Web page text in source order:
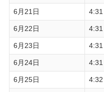
6月21日 4:31
6月22日 4:31
6月23日 4:31
6月24日 4:31
6月25日 4:32